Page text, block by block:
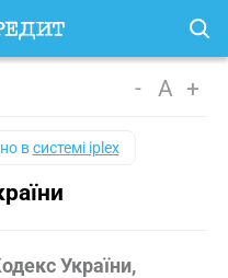
- A +
всистемі iplex
України,